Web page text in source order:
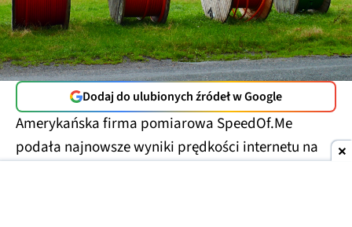
Dodaj do ulubionych źródeł w Google
Amerykańska firma pomiarowa SpeedOf.Me
podała najnowsze wyniki prędkości internetu na